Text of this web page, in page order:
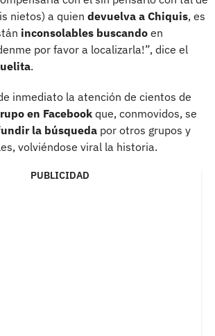
nietos) a quien devuelva a Chiquis, es
inconsolables buscando en
por favor a localizarla!”, dice el
.
inmediato la atención de cientos de
en Facebook que, conmovidos, se
la búsqueda por otros grupos y
volviéndose viral la historia.
PUBLICIDAD